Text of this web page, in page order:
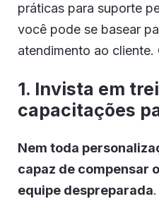
práticas para suporte
você pode se basear
atendimento ao cliente.
1. Invista em
capacitações
Nem toda
capaz de compensar
equipe despreparada